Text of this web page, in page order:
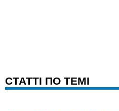
CТАТТІ ПО ТЕМІ